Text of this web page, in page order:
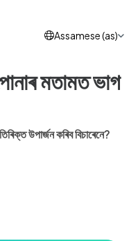
Assamese (as)
মতামত ভাগ
উপাৰ্জন কৰিব বিচাৰেনে?